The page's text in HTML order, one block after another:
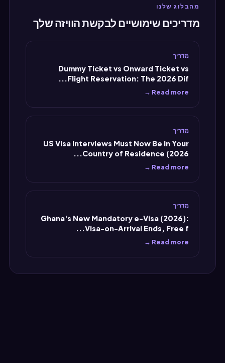
מהבלוג שלנו
מדריכים שימושיים לבקשת הוויזה שלך
מדריך
Dummy Ticket vs Onward Ticket vs
Flight Reservation: The 2026 Dif...
Read more →
מדריך
US Visa Interviews Must Now Be in Your
Country of Residence (2026...
Read more →
מדריך
Ghana's New Mandatory e-Visa (2026):
Visa-on-Arrival Ends, Free f...
Read more →